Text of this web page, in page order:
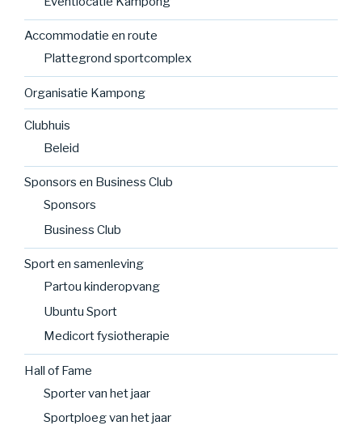
Accommodatie en route
Plattegrond sportcomplex
Organisatie Kampong
Clubhuis
Beleid
Sponsors en Business Club
Sponsors
Business Club
Sport en samenleving
Partou kinderopvang
Ubuntu Sport
Medicort fysiotherapie
Hall of Fame
Sporter van het jaar
Sportploeg van het jaar